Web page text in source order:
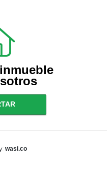
wasi.co